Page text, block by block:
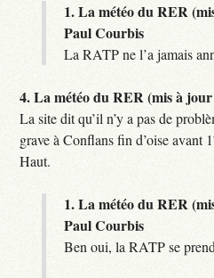
1.La météo du RER
Paul Courbis
La RATP ne l’a jamais
4.La météo du RER (mis à
La site dit qu’il n’y a pas de
grave à Conflans fin d’oise avant
Haut.
1.La météo du RER
Paul Courbis
Ben oui, la RATP se